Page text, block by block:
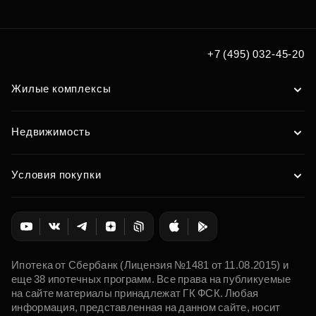
+7 (495) 032-45-20
Жилые комплексы
Недвижимость
Условия покупки
Ипотека от Сбербанк (Лицензия №1481 от 11.08.2015) и
еще 38 ипотечных программ. Все права на публикуемые
на сайте материалы принадлежат ГК ФСК. Любая
информация, представленная на данном сайте, носит